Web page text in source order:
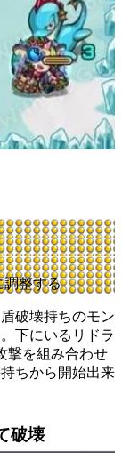
整する
破壊持ちのモン
下にいるリドラ
撃を組み合わせ
ちから開始出来
破壊